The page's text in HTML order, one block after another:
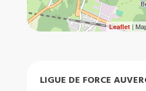
Leaflet|
LIGUE DE FORCE